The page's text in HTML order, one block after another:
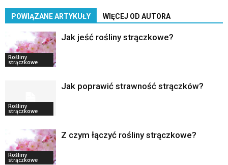
POWIĄZANE ARTYKUŁY WIĘCEJ OD AUTORA
Rośliny
strączkowe
Jak jeść rośliny strączkowe?
Rośliny
strączkowe
Jak poprawić strawność strączków?
Rośliny
strączkowe
Z czym łączyć rośliny strączkowe?